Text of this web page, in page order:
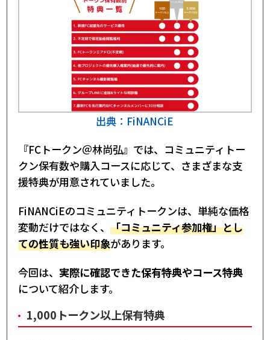
出典：FiNANCiE
『FCトークン＠林尚弘』では、コミュニティトー
クン保有数や購入コースに応じて、さまざまな支
援特典が用意されていました。
FiNANCiEのコミュニティトークンは、単純な価格
変動だけではなく、 「コミュニティ参加権」とし
ての性質も強い印象があります。
今回は、 実際に確認できた保有特典やコース特典
について紹介します。
1,000トークン以上保有特典